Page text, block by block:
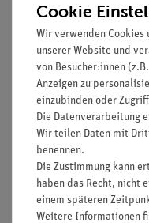
Die Aktivität dieses
StrlSchV festgelegten
In der Bundesrepublik
mit diesem Präparat
zuständigen
Präparat kann nur bei
Umgangsgenehmigung
In anderen Ländern
Umgang mit radioaktiven
Cookie
Wir verwenden Cookies
unserer Website und
von Besucher:innen
Anzeigen zu
einzubinden oder
Die Datenverarbeitung
Wir teilen Daten mit
benennen.
Die Zustimmung kann
haben das Recht, nicht
einem späteren
Weitere Informationen